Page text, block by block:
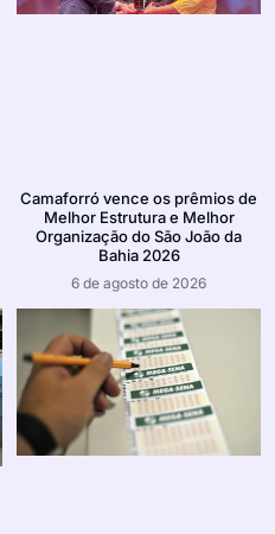
Camaforró vence os prêmios de
Melhor Estrutura e Melhor
Organização do São João da
Bahia 2026
6 de agosto de 2026